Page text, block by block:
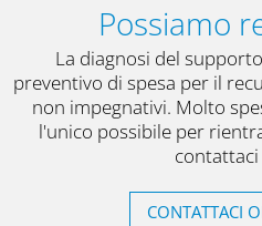
Possiamo
La diagnosi del
preventivo di spesa per il
non impegnativi. Molto
l'unico possibile per
CONTATTACI